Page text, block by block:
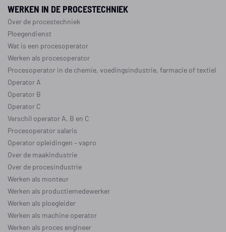
WERKEN IN DE PROCESTECHNIEK
Over de procestechniek
Ploegendienst
Wat is een procesoperator
Werken als procesoperator
Procesoperator in de chemie voedingsindustrie farmacie oftextiel
Operator A
Operator B
Operator C
Verschil operator A, B en C
Procesoperator salaris
Operator opleidingen –vapro
Over de maakindustrie
Over de procesindustrie
Werken als monteur
Werken als productiemedewerker
Werken als ploegleider
Werken als machine operator
Werken als proces engineer